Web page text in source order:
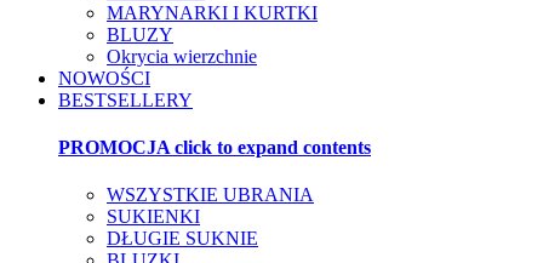
MARYNARKI I KURTKI
BLUZY
Okrycia wierzchnie
NOWOŚCI
BESTSELLERY
PROMOCJA click to expand contents
WSZYSTKIE UBRANIA
SUKIENKI
DŁUGIE SUKNIE